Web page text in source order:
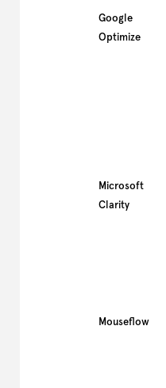
Google
Optimize
Microsoft
Clarity
Mouseflow